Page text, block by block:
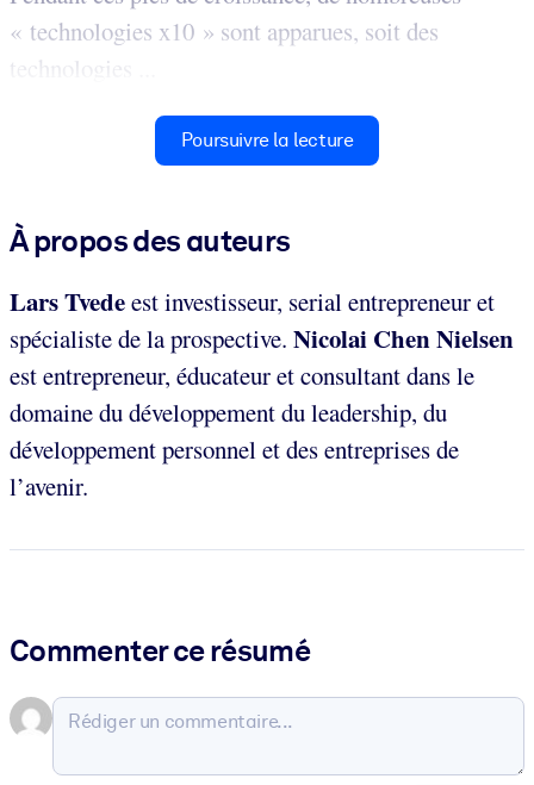
« technologies x10 » sont apparues, soit des
technologies ...
Poursuivre la lecture
À propos des auteurs
Lars Tvedeest investisseur, serial entrepreneur et
spécialiste de la prospective. Nicolai Chen Nielsen
est entrepreneur, éducateur et consultant dans le
domaine du développement du leadership, du
développement personnel et des entreprises de
l’avenir.
Commenter ce résumé